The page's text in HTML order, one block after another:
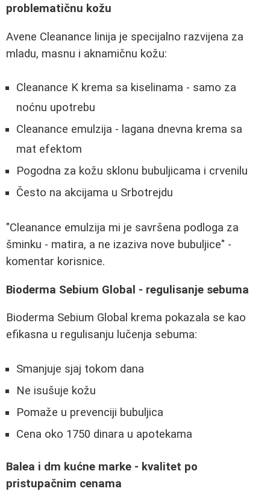
problematičnu kožu
Avene Cleanance linija je specijalno razvijena za
mladu, masnu i aknamičnu kožu:
Cleanance K krema sa kiselinama - samo za
noćnu upotrebu
Cleanance emulzija - lagana dnevna krema sa
mat efektom
Pogodna za kožu sklonu bubuljicama i crvenilu
Često na akcijama u Srbotrejdu
"Cleanance emulzija mi je savršena podloga za
šminku - matira, a ne izaziva nove bubuljice" -
komentar korisnice.
Bioderma Sebium Global - regulisanje sebuma
Bioderma Sebium Global krema pokazala se kao
efikasna u regulisanju lučenja sebuma:
Smanjuje sjaj tokom dana
Ne isušuje kožu
Pomaže u prevenciji bubuljica
Cena oko 1750 dinara u apotekama
Balea i dm kućne marke - kvalitet po
pristupačnim cenama